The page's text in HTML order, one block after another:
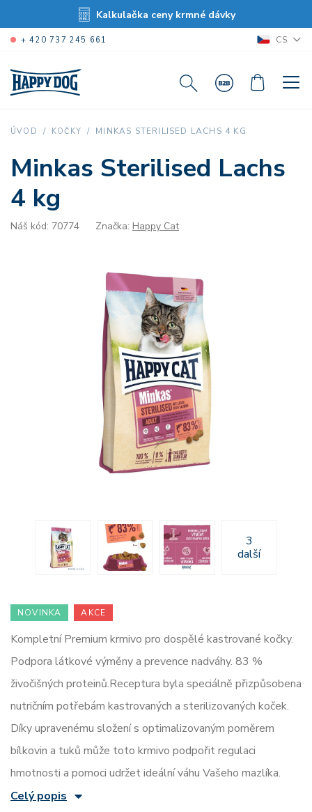
Kalkulačka ceny krmné dávky
+ 420 737 245 661 CS
ÚVOD KOČKY MINKAS STERILISED LACHS 4 KG
Minkas Sterilised Lachs
4 kg
Náš kód: 70774 Značka: Happy Cat
3
další
NOVINKA AKCE
Kompletní Premium krmivo pro dospělé kastrované kočky.
Podpora látkové výměny a prevence nadváhy. 83 %
živočišných proteinů.Receptura byla speciálně přizpůsobena
nutričním potřebám kastrovaných a sterilizovaných koček.
Díky upravenému složení s optimalizovaným poměrem
bílkovin a tuků může toto krmivo podpořit regulaci
hmotnosti a pomoci udržet ideální váhu Vašeho mazlíka.
Celý popis